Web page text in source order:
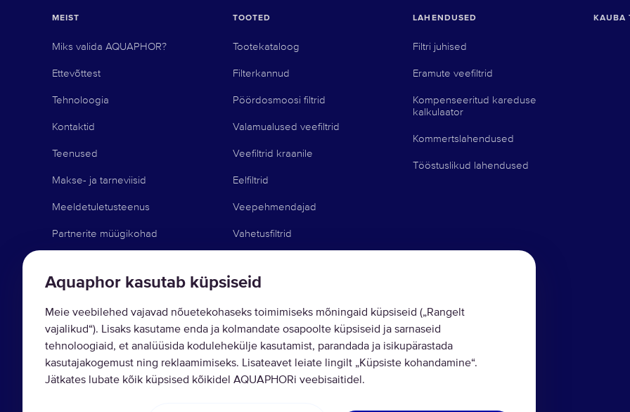
Aquaphor kasutab küpsiseid
Meie veebilehed vajavad nõuetekohaseks toimimiseks mõningaid küpsiseid („Rangelt
vajalikud“). Lisaks kasutame enda ja kolmandate osapoolte küpsiseid ja sarnaseid
tehnoloogiaid, et analüüsida kodulehekülje kasutamist, parandada ja isikupärastada
kasutajakogemust ning reklaamimiseks. Lisateavet leiate lingilt „Küpsiste kohandamine“.
Jätkates lubate kõik küpsised kõikidel AQUAPHORi veebisaitidel.
MEIST
Miks valida AQUAPHOR?
Ettevõttest
Tehnoloogia
Kontaktid
Teenused
Makse- ja tarneviisid
Meeldetuletusteenus
Partnerite müügikohad
Blog
Tugi ja nõuanded
Bauhof kampaania
TOOTED
Tootekataloog
Filterkannud
Pöördosmoosi filtrid
Valamualused veefiltrid
Veefiltrid kraanile
Eelfiltrid
Veepehmendajad
Vahetusfiltrid
LAHENDUSED
Filtri juhised
Eramute veefiltrid
Kompenseeritud kareduse
kalkulaator
Kommertslahendused
Tööstuslikud lahendused
KAUBA